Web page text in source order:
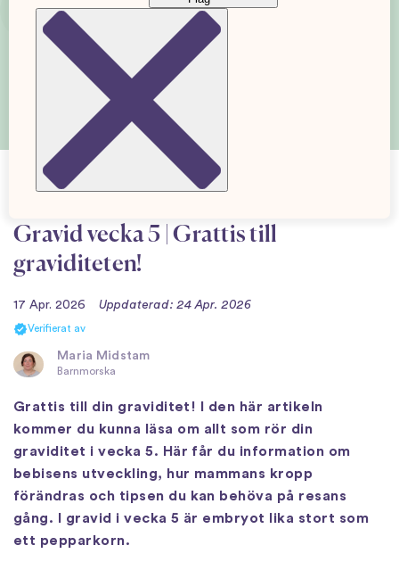
Gravid vecka 5 | Grattis till
graviditeten!
17 Apr. 2026 Uppdaterad: 24 Apr. 2026
Verifierat av
Maria Midstam
Barnmorska
Grattis till din graviditet! I den här artikeln
kommer du kunna läsa om allt som rör din
graviditet i vecka 5. Här får du information om
bebisens utveckling, hur mammans kropp
förändras och tipsen du kan behöva på resans
gång. I gravid i vecka 5 är embryot lika stort som
ett pepparkorn.